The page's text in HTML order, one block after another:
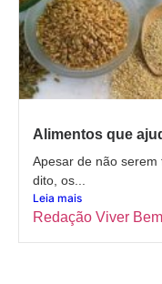
Alimentos que
Apesar de não
dito, os...
Leia mais
Redação Viver Bem